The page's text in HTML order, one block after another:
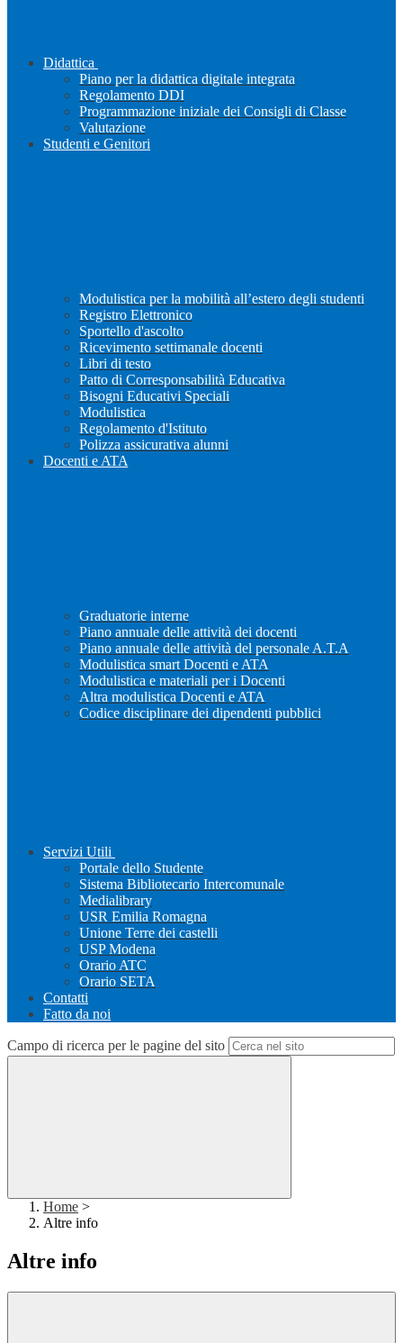
Didattica
Piano per la didattica digitale integrata
Regolamento DDI
Programmazione iniziale dei Consigli di Classe
Valutazione
Studenti e Genitori
Modulistica per la mobilità all’estero degli studenti
Registro Elettronico
Sportello d'ascolto
Ricevimento settimanale docenti
Libri di testo
Patto di Corresponsabilità Educativa
Bisogni Educativi Speciali
Modulistica
Regolamento d'Istituto
Polizza assicurativa alunni
Docenti e ATA
Graduatorie interne
Piano annuale delle attività dei docenti
Piano annuale delle attività del personale A.T.A
Modulistica smart Docenti e ATA
Modulistica e materiali per i Docenti
Altra modulistica Docenti e ATA
Codice disciplinare dei dipendenti pubblici
Servizi Utili
Portale dello Studente
Sistema Bibliotecario Intercomunale
Medialibrary
USR Emilia Romagna
Unione Terre dei castelli
USP Modena
Orario ATC
Orario SETA
Contatti
Fatto da noi
Campo di ricerca per le pagine del sito
Home >
Altre info
Altre info